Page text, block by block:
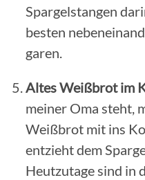
Spargelstangen
besten
garen.
Altes Weißbrot im
meiner Oma steht,
Weißbrot mit ins
entzieht dem
Heutzutage sind in